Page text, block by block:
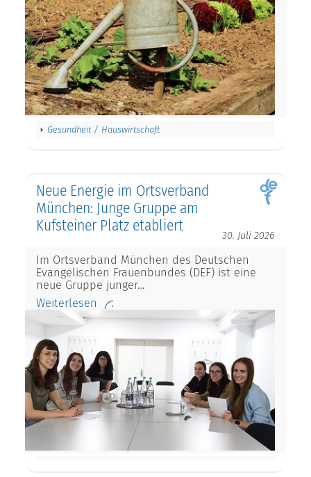
Gesundheit / Hauswirtschaft
Neue Energie im Ortsverband
München: Junge Gruppe am
Kufsteiner Platz etabliert
30. Juli 2026
Im Ortsverband München des Deutschen
Evangelischen Frauenbundes (DEF) ist eine
neue Gruppe junger…
Weiterlesen